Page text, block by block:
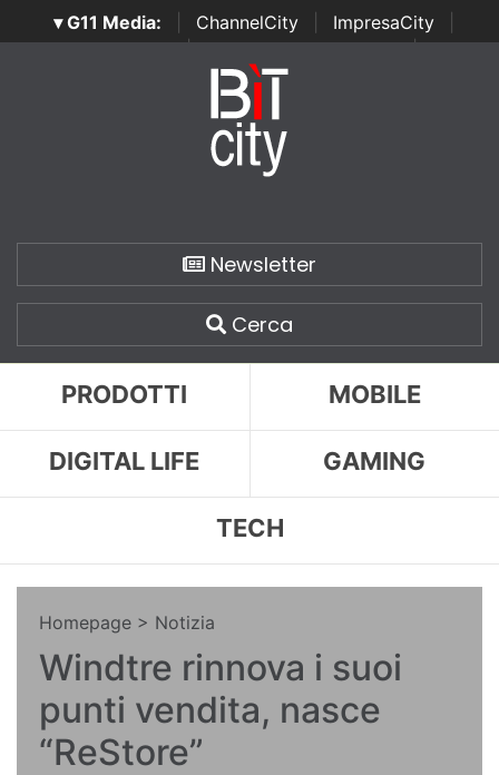
▾ G11 Media: ChannelCity ImpresaCity
SecurityOpenLab | Italian Channel Awards | Italian
Italian Security Awards
Newsletter
Cerca
PRODOTTI MOBILE
DIGITAL LIFE GAMING
TECH
Homepage > Notizia
Windtre rinnova i suoi
punti vendita, nasce
“ReStore”